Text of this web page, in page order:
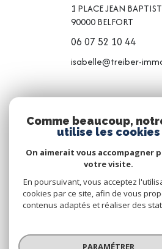
1 PLACE JEAN
90000BELFORT
06 07 52 10 44
isabelle@treiber-
NOUS
© 2026 | Tous droits
Comme beaucoup,
utilise les cookies
On aimerait vous accompagner
votre visite.
En poursuivant, vous acceptez
cookies par ce site, afin de vous
contenus adaptés et réaliser des
PARAMÉTRER